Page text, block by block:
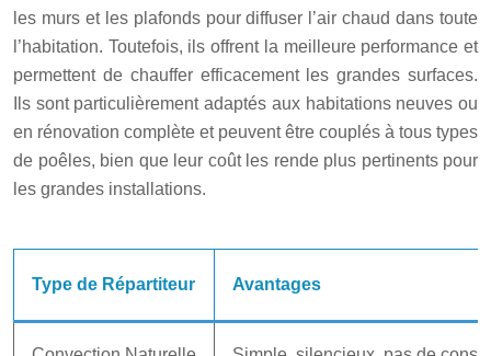
les murs et les plafonds pour diffuser l’air chaud dans toute
l’habitation. Toutefois, ils offrent la meilleure performance et
permettent de chauffer efficacement les grandes surfaces.
Ils sont particulièrement adaptés aux habitations neuves ou
en rénovation complète et peuvent être couplés à tous types
de poêles, bien que leur coût les rende plus pertinents pour
les grandes installations.
Type de Répartiteur Avantages